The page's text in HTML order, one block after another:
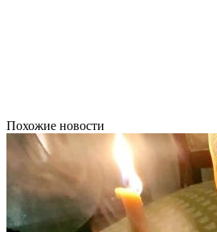
Похожие новости